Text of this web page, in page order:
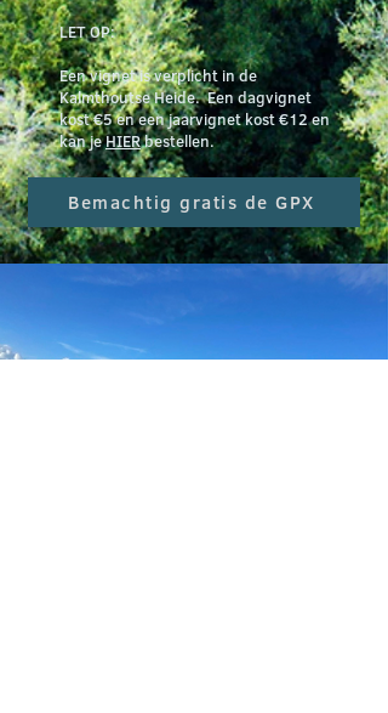
LET OP:
Een vignet is verplicht in de
Kalmthoutse Heide. Een dagvignet
kost €5 en een jaarvignet kost €12 en
kan jeHIERbestellen.
Bemachtig gratis de GPX